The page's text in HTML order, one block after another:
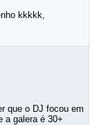
kkkkk,
que o DJ focou em
a galera é 30+